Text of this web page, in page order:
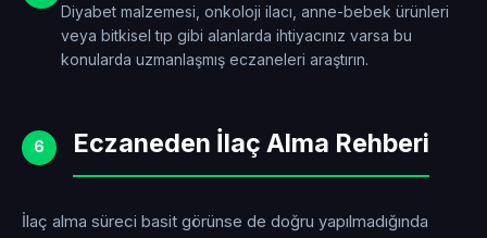
Diyabet malzemesi, onkoloji ilacı, anne-bebek ürünleri
veya bitkisel tıp gibi alanlarda ihtiyacınız varsa bu
konularda uzmanlaşmış eczaneleri araştırın.
6 Eczaneden İlaç Alma Rehberi
İlaç alma süreci basit görünse de doğru yapılmadığında